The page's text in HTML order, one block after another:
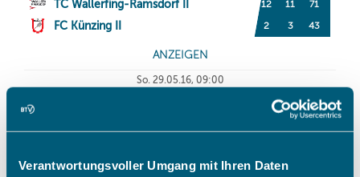
Verantwortungsvoller Umgang mit Ihren Daten